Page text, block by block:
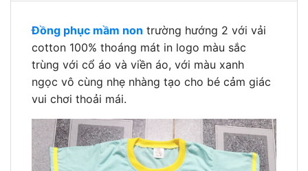
Đồng phục mầm non trường hướng 2 với vải
cotton 100% thoáng mát in logo màu sắc
trùng với cổ áo và viền áo, với màu xanh
ngọc vô cùng nhẹ nhàng tạo cho bé cảm giác
vui chơi thoải mái.